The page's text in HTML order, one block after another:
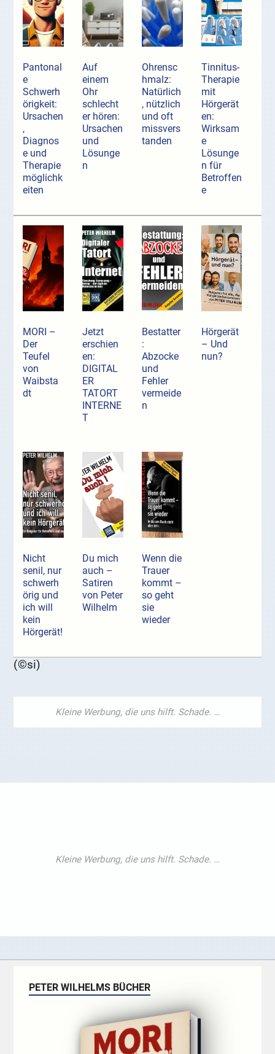
Pantonal
e
Schwerh
örigkeit:
Ursachen
,
Diagnos
e und
Therapie
möglichk
eiten
Auf
einem
Ohr
schlecht
er hören:
Ursachen
und
Lösunge
n
Ohrensc
hmalz:
Natürlich
, nützlich
und oft
missvers
tanden
Tinnitus-
Therapie
mit
Hörgerät
en:
Wirksam
e
Lösunge
n für
Betroffen
e
MORI –
Der
Teufel
von
Waibsta
dt
Jetzt
erschien
en:
DIGITAL
ER
TATORT
INTERNE
T
Bestatter
:
Abzocke
und
Fehler
vermeide
n
Hörgerät
– Und
nun?
Nicht
senil, nur
schwerh
örig und
ich will
kein
Hörgerät!
Du mich
auch –
Satiren
von Peter
Wilhelm
Wenn die
Trauer
kommt –
so geht
sie
wieder
(©si)
PETER WILHELMS BÜCHER